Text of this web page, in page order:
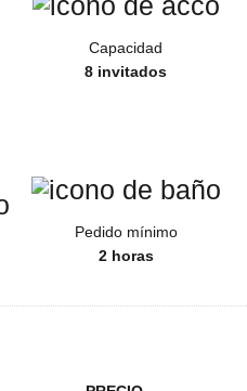
Capacidad
8 invitados
Pedido mínimo
2 horas